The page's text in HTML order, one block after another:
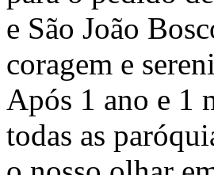
e São João
coragem e
Após 1 ano e 1
todas as